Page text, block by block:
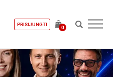
PRISIJUNGTI
0